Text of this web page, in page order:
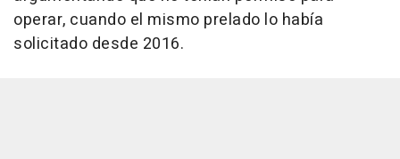
operar, cuando el mismo prelado lo había
solicitado desde 2016.